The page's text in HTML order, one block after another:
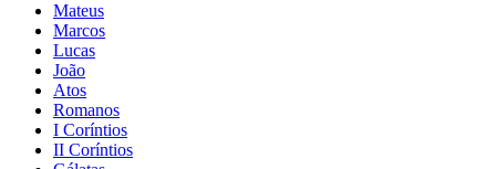
Mateus
Marcos
Lucas
João
Atos
Romanos
I Coríntios
II Coríntios